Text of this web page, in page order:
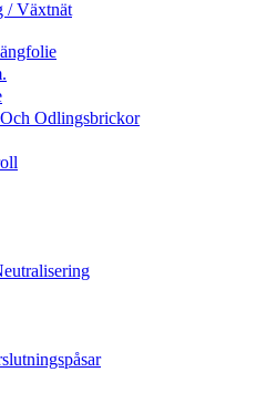
/ Växtnät
Odlingsbrickor